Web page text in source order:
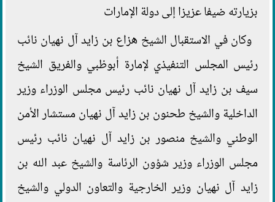
بزيارته ضيفا عزيزا إلى دولة الإمارات
وكان في الاستقبال الشيخ هزاع بن زايد آل نهيان نائب
رئيس المجلس التنفيذي لإمارة أبوظبي والفريق الشيخ
سيف بن زايد آل نهيان نائب رئيس مجلس الوزراء وزير
الداخلية والشيخ طحنون بن زايد آل نهيان مستشار الأمن
الوطني والشيخ منصور بن زايد آل نهيان نائب رئيس
مجلس الوزراء وزير شؤون الرئاسة والشيخ عبد الله بن
زايد آل نهيان وزير الخارجية والتعاون الدولي والشيخ